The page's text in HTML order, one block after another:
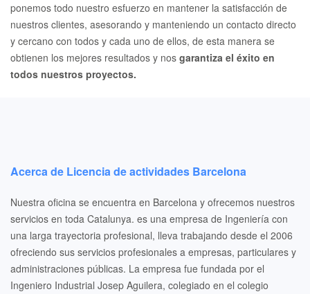
ponemos todo nuestro esfuerzo en mantener la satisfacción de
nuestros clientes, asesorando y manteniendo un contacto directo
y cercano con todos y cada uno de ellos, de esta manera se
obtienen los mejores resultados y nos garantiza el éxito en
todos nuestros proyectos.
Acerca de Licencia de actividades Barcelona
Nuestra oficina se encuentra en Barcelona y ofrecemos nuestros
servicios en toda Catalunya. es una empresa de Ingeniería con
una larga trayectoria profesional, lleva trabajando desde el 2006
ofreciendo sus servicios profesionales a empresas, particulares y
administraciones públicas. La empresa fue fundada por el
Ingeniero Industrial Josep Aguilera, colegiado en el colegio